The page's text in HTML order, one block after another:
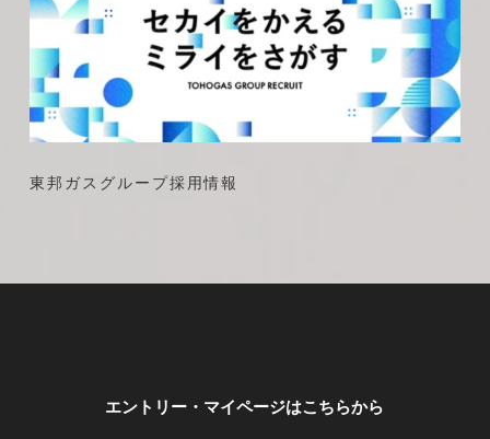
東邦ガスグループ採用情報
地中に埋設されたガス導管ネットワークの整備、
維持、管理を一元的に行い、地震などの災害に強
いネットワークの構築を進めています。
・東邦ガスネットワーク
・東邦ガステクノ
エントリー・マイページはこちらから